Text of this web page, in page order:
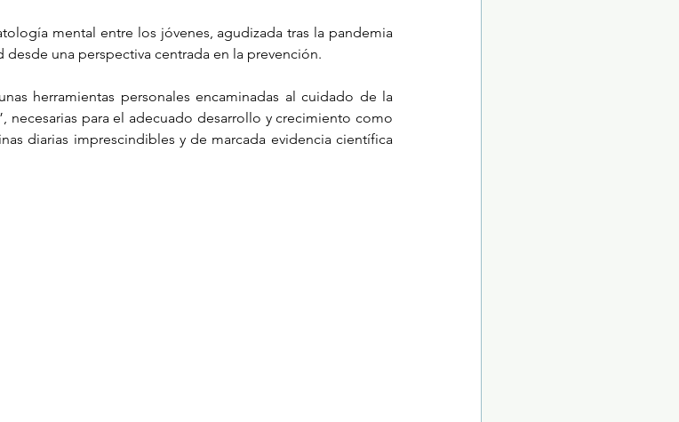
mental entre los jóvenes, agudizada tras la pandemia
una perspectiva centrada en la prevención.
herramientas personales encaminadas al cuidado de la
necesarias para el adecuado desarrollo y crecimiento como
diarias imprescindibles y de marcada evidencia científica